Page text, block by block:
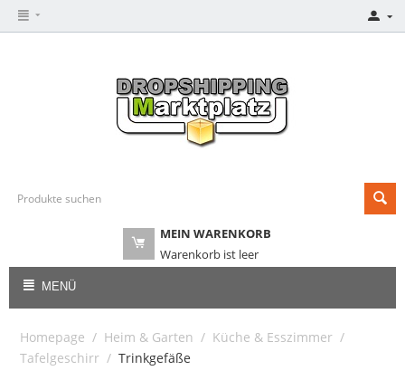
MEIN WARENKORB
Warenkorb ist leer
MENÜ
Homepage / Heim & Garten / Küche & Esszimmer /
Tafelgeschirr / Trinkgefäße